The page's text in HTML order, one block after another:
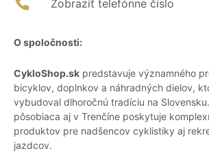
Zobraziť telefónne číslo
O spoločnosti:
CykloShop.sk predstavuje významného
bicyklov, doplnkov a náhradných dielov,
vybudoval dlhoročnú tradíciu na
pôsobiaca aj v Trenčíne poskytuje
produktov pre nadšencov cyklistiky aj
jazdcov.